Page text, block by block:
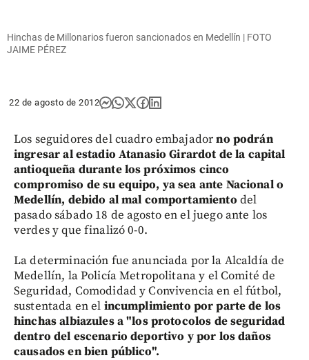
Hinchas de Millonarios fueron sancionados en Medellín | FOTO
JAIME PÉREZ
22 de agosto de 2012
Los seguidores del cuadro embajadorno podrán
ingresar al estadio Atanasio Girardot de la capital
antioqueña durante los próximos cinco
compromiso de su equipo, ya sea ante Nacional o
Medellín, debido al mal comportamiento del
pasado sábado 18 de agosto en el juego ante los
verdes y que finalizó 0-0.
La determinación fue anunciada por la Alcaldía de
Medellín, la Policía Metropolitana y el Comité de
Seguridad, Comodidad y Convivencia en el fútbol,
sustentada en el incumplimiento por parte de los
hinchas albiazules a "los protocolos de seguridad
dentro del escenario deportivo y por los daños
causados en bien público".